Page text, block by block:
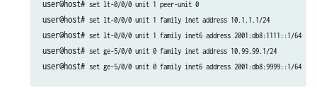
user@host# set lt-0/0/0 unit 1 peer-unit 0
user@host# set lt-0/0/0 unit 1 family inet address 10.1.1.1/24
user@host# set lt-0/0/0 unit 1 family inet6 address 2001:db8:1111::1/64
user@host# set ge-5/0/0 unit 0 family inet address 10.99.99.1/24
user@host# set ge-5/0/0 unit 0 family inet6 address 2001:db8:9999::1/64